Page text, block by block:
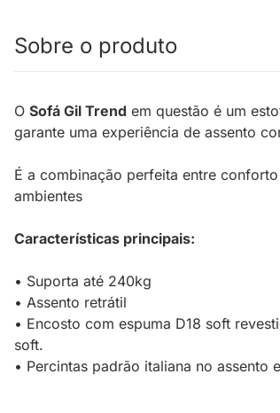
Sobre o produto
O Sofá Gil Trend em questão é um
garante uma experiência de assento
É a combinação perfeita entre
ambientes
Características principais:
• Suporta até 240kg
• Assento retrátil
• Encosto com espuma D18 soft
soft.
• Percintas padrão italiana no assento